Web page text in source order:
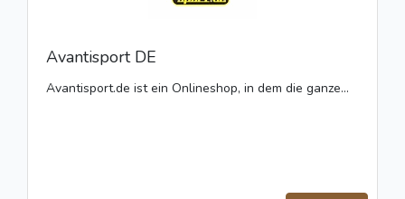
Avantisport DE
Avantisport.de ist ein Onlineshop, in dem die ganze...